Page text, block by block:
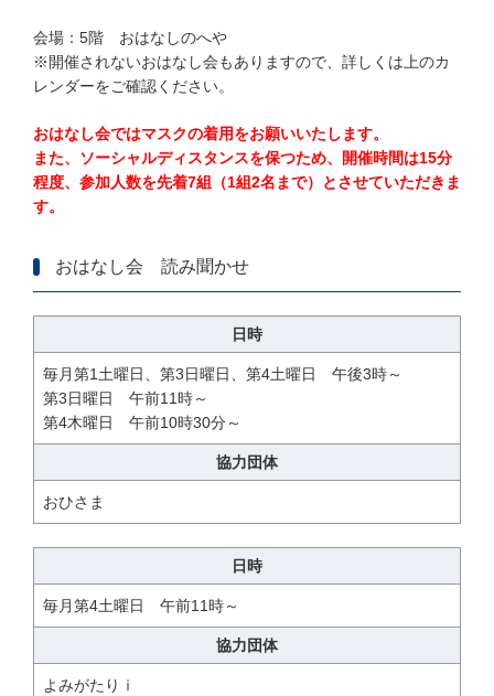
会場：5階 おはなしのへや
※開催されないおはなし会もありますので、詳しくは上のカ
レンダーをご確認ください。
おはなし会ではマスクの着用をお願いいたします。
また、ソーシャルディスタンスを保つため、開催時間は15分
程度、参加人数を先着7組（1組2名まで）とさせていただきま
す。
おはなし会 読み聞かせ
日時
毎月第1土曜日、第3日曜日、第4土曜日 午後3時～
第3日曜日 午前11時～
第4木曜日 午前10時30分～
協力団体
おひさま
日時
毎月第4土曜日 午前11時～
協力団体
よみがたりｉ